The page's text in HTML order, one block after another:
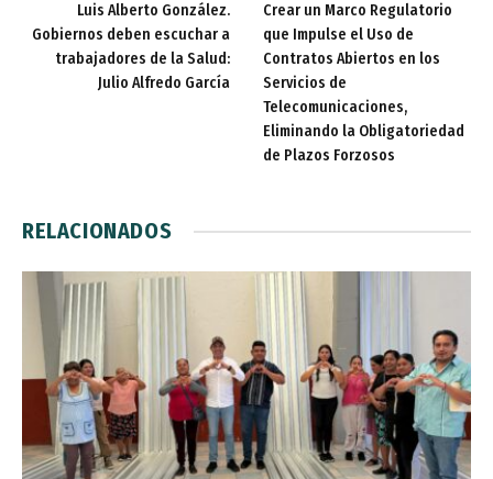
Luis Alberto González.
Gobiernos deben escuchar a
trabajadores de la Salud:
Julio Alfredo García
Crear un Marco Regulatorio
que Impulse el Uso de
Contratos Abiertos en los
Servicios de
Telecomunicaciones,
Eliminando la Obligatoriedad
de Plazos Forzosos
RELACIONADOS